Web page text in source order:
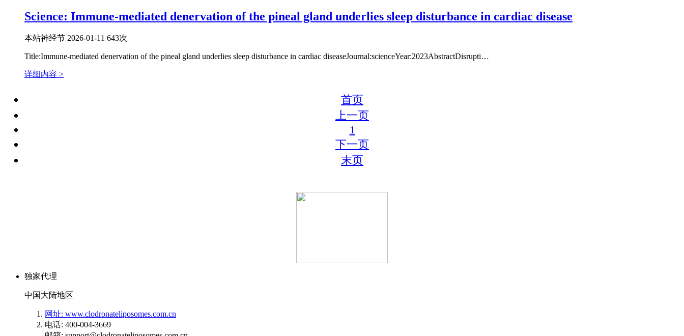
Science: Immune-mediated denervation of the pineal gland underlies sleep disturbance in cardiac disease
本站神经节 2026-01-11 643次
Title:Immune-mediated denervation of the pineal gland underlies sleep disturbance in cardiac diseaseJournal:scienceYear:2023AbstractDisrupti…
详细内容 >
首页
上一页
1
下一页
末页
独家代理
中国大陆地区
网址: www.clodronateliposomes.com.cn
电话: 400-004-3669